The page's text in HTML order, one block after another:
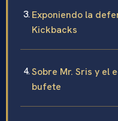
Exponiendo la
Kickbacks
Sobre Mr. Sris y el
bufete